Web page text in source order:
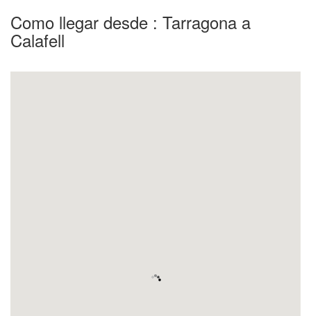
Como llegar desde : Tarragona a
Calafell